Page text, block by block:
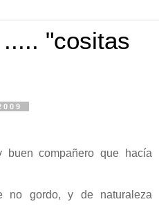
"cositas
compañero que hacía
no gordo, y de naturaleza